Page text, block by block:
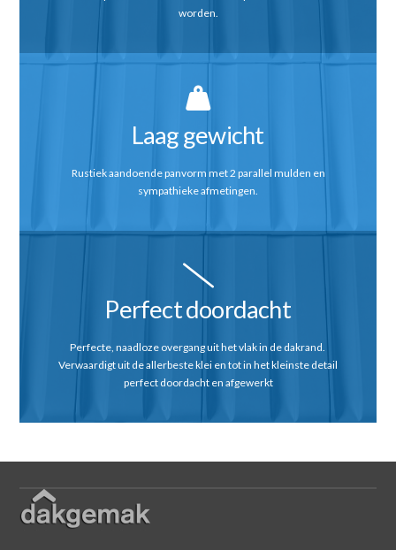
worden.
Laag gewicht
Rustiek aandoende panvorm met 2 parallel mulden en
sympathieke afmetingen.
Perfect doordacht
Perfecte, naadloze overgang uit het vlak in de dakrand.
Verwaardigt uit de allerbeste klei en tot in het kleinste detail
perfect doordacht en afgewerkt